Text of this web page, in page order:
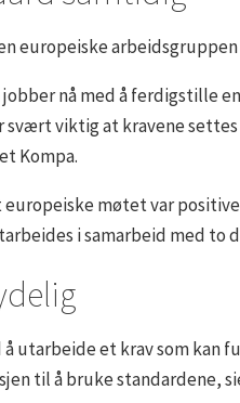
europeiske
nå med å ferdigstille
svært viktig at kravene
Kompa.
møtet var
i samarbeid med to
å utarbeide et krav som
til å bruke standardene,